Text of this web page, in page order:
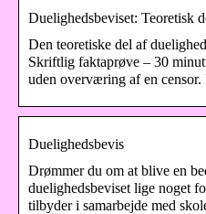
Duelighedsbeviset: Teoretisk
Den teoretiske del af
Skriftlig faktaprøve – 30
uden overværing af en
Duelighedsbevis
Drømmer du om at blive en
duelighedsbeviset lige noget
tilbyder i samarbejde med